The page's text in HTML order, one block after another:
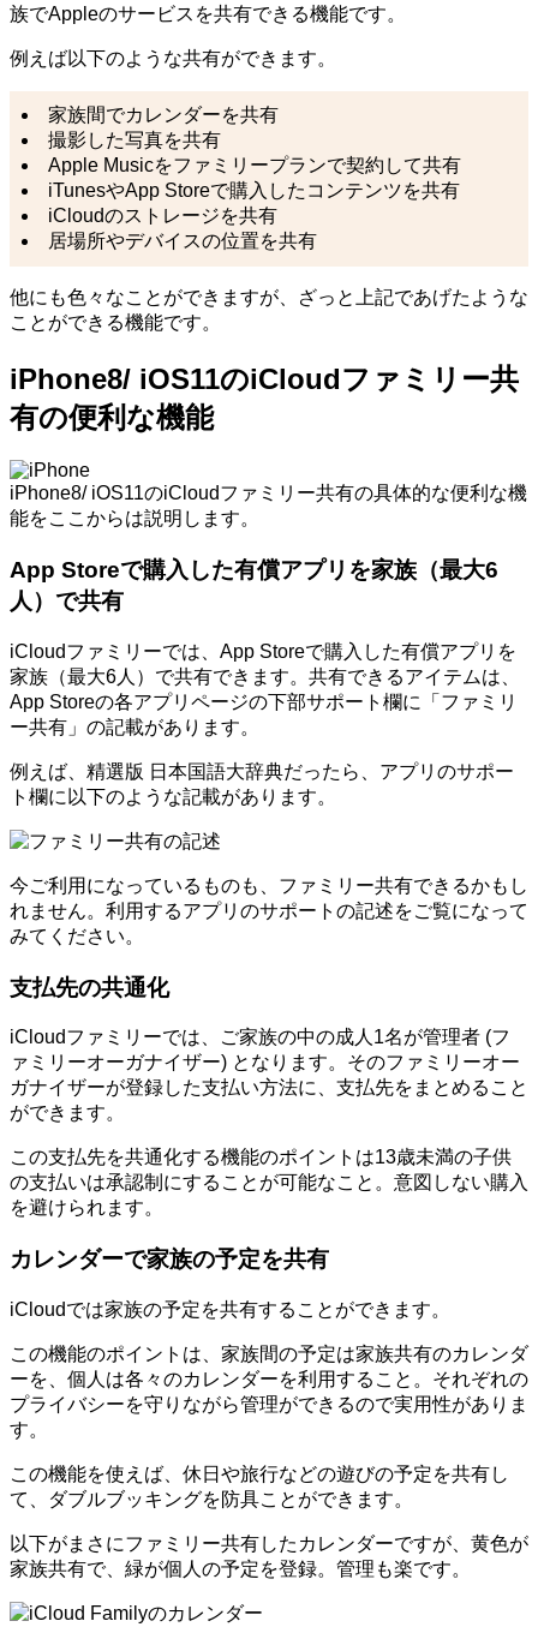
族でAppleのサービスを共有できる機能です。
例えば以下のような共有ができます。
家族間でカレンダーを共有
撮影した写真を共有
Apple Musicをファミリープランで契約して共有
iTunesやApp Storeで購入したコンテンツを共有
iCloudのストレージを共有
居場所やデバイスの位置を共有
他にも色々なことができますが、ざっと上記であげたような
ことができる機能です。
iPhone8/ iOS11のiCloudファミリー共
有の便利な機能
iPhone8/ iOS11のiCloudファミリー共有の具体的な便利な機
能をここからは説明します。
App Storeで購入した有償アプリを家族（最大6
人）で共有
iCloudファミリーでは、App Storeで購入した有償アプリを
家族（最大6人）で共有できます。共有できるアイテムは、
App Storeの各アプリページの下部サポート欄に「ファミリ
ー共有」の記載があります。
例えば、精選版 日本国語大辞典だったら、アプリのサポー
ト欄に以下のような記載があります。
今ご利用になっているものも、ファミリー共有できるかもし
れません。利用するアプリのサポートの記述をご覧になって
みてください。
支払先の共通化
iCloudファミリーでは、ご家族の中の成人1名が管理者 (フ
ァミリーオーガナイザー) となります。そのファミリーオー
ガナイザーが登録した支払い方法に、支払先をまとめること
ができます。
この支払先を共通化する機能のポイントは13歳未満の子供
の支払いは承認制にすることが可能なこと。意図しない購入
を避けられます。
カレンダーで家族の予定を共有
iCloudでは家族の予定を共有することができます。
この機能のポイントは、家族間の予定は家族共有のカレンダ
ーを、個人は各々のカレンダーを利用すること。それぞれの
プライバシーを守りながら管理ができるので実用性がありま
す。
この機能を使えば、休日や旅行などの遊びの予定を共有し
て、ダブルブッキングを防具ことができます。
以下がまさにファミリー共有したカレンダーですが、黄色が
家族共有で、緑が個人の予定を登録。管理も楽です。